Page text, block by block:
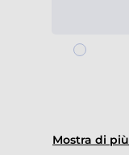
Mostra di più